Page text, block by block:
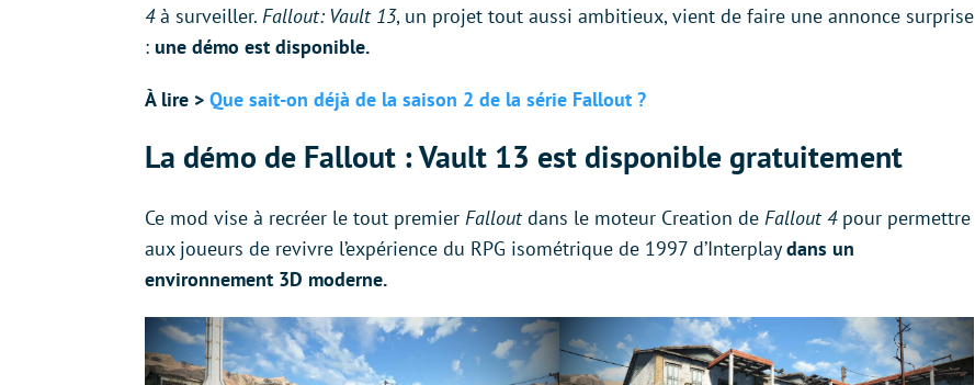
4à surveiller. Fallout: Vault 13, un projet tout aussi ambitieux, vient de faire une annonce surprise
: une démo est disponible.
À lire > Que sait-on déjà de la saison 2 de la série Fallout ?
La démo de Fallout : Vault 13 est disponible gratuitement
Ce mod vise à recréer le tout premier Falloutdans le moteur Creation de Fallout 4 pour permettre
aux joueurs de revivre l’expérience du RPG isométrique de 1997 d’Interplaydans un
environnement 3D moderne.